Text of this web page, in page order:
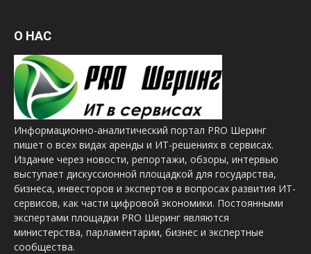
О НАС
Информационно-аналитический портал PRO Шеринг
пишет о всех видах аренды и ИТ-решениях в сервисах.
Издание через новости, репортажи, обзоры, интервью
выступает дискуссионной площадкой для государства,
бизнеса, инвесторов и экспертов в вопросах развития ИТ-
сервисов, как части цифровой экономики. Постоянными
экспертами площадки PRO Шеринг являются
министерства, парламентарии, бизнес и экспертные
сообщества.